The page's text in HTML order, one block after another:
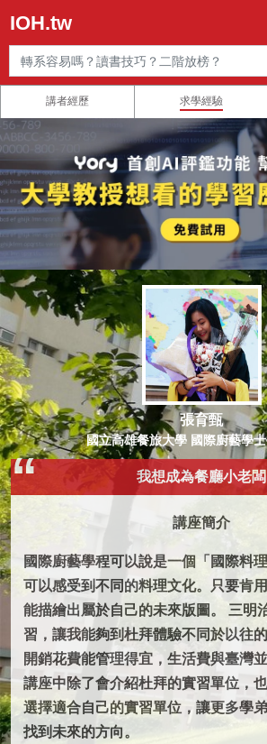
IOH.tw
講者經歷 求學經驗
張育甄
國立高雄餐旅大學 國際廚藝學
我想成為餐廳小老闆
講座簡介
國際廚藝學程可以說是一個「國際料
可以感受到不同的料理文化。只要肯
能描繪出屬於自己的未來版圖。 三明
習，讓我能夠到杜拜體驗不同於以往
開銷花費能管理得宜，生活費與臺灣
講座中除了會介紹杜拜的實習單位，
選擇適合自己的實習單位，讓更多學
找到未來的方向。